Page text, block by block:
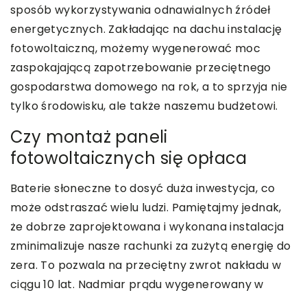
sposób wykorzystywania odnawialnych źródeł
energetycznych. Zakładając na dachu instalację
fotowoltaiczną, możemy wygenerować moc
zaspokajającą zapotrzebowanie przeciętnego
gospodarstwa domowego na rok, a to sprzyja nie
tylko środowisku, ale także naszemu budżetowi.
Czy montaż paneli
fotowoltaicznych się opłaca
Baterie słoneczne to dosyć duża inwestycja, co
może odstraszać wielu ludzi. Pamiętajmy jednak,
że dobrze zaprojektowana i wykonana instalacja
zminimalizuje nasze rachunki za zużytą energię do
zera. To pozwala na przeciętny zwrot nakładu w
ciągu 10 lat. Nadmiar prądu wygenerowany w